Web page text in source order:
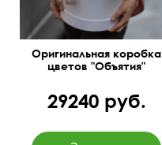
Оригинальная коробка
цветов "Объятия"
29240 руб.